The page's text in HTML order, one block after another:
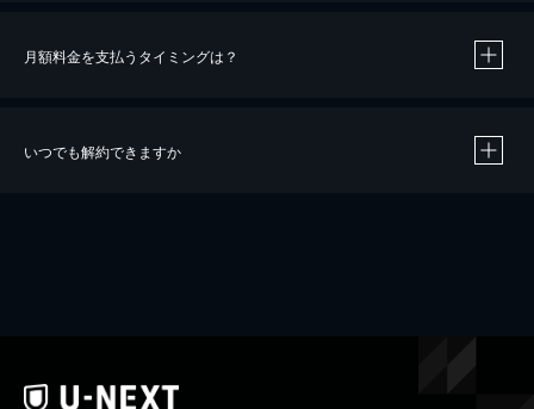
※40％ポイント還元の対象は、クレジットカード決済による作品の購入 / レンタルです。
月額料金を支払うタイミングは？
いつでも解約できますか